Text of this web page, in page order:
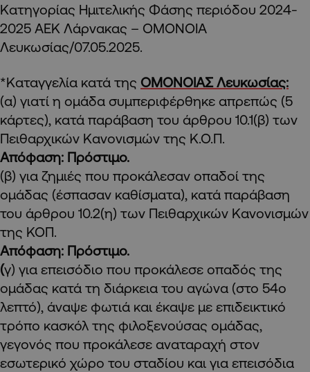
Κατηγορίας Ημιτελικής Φάσης περιόδου 2024-
2025 ΑΕΚ Λάρνακας – ΟΜΟΝΟΙΑ
Λευκωσίας/07.05.2025.
*Καταγγελία κατά της ΟΜΟΝΟΙΑΣ Λευκωσίας:
(α) γιατί η ομάδα συμπεριφέρθηκε απρεπώς (5
κάρτες), κατά παράβαση του άρθρου 10.1(β) των
Πειθαρχικών Κανονισμών της Κ.Ο.Π.
Απόφαση: Πρόστιμο.
(β) για ζημιές που προκάλεσαν οπαδοί της
ομάδας (έσπασαν καθίσματα), κατά παράβαση
του άρθρου 10.2(η) των Πειθαρχικών Κανονισμών
της ΚΟΠ.
Απόφαση: Πρόστιμο.
(γ) για επεισόδιο που προκάλεσε οπαδός της
ομάδας κατά τη διάρκεια του αγώνα (στο 54ο
λεπτό), άναψε φωτιά και έκαψε με επιδεικτικό
τρόπο κασκόλ της φιλοξενούσας ομάδας,
γεγονός που προκάλεσε αναταραχή στον
εσωτερικό χώρο του σταδίου και για επεισόδια